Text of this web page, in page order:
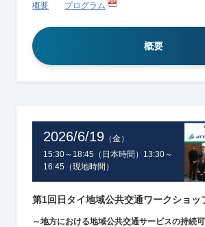
概要 プログラム
概要
2026/6/19（金）
15:30～18:45（日本時間）13:30～
16:45（現地時間）
第1回日タイ地域公共交通ワークショッ
～地方における地域公共交通サービスの持続